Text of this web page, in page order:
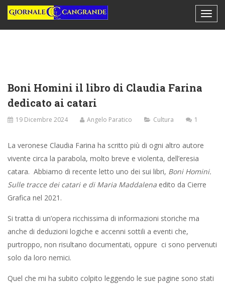
Boni Homini il libro di Claudia Farina
dedicato ai catari
19 Dicembre 2024 Angelo Paratico Cultura 1
La veronese Claudia Farina ha scritto più di ogni altro autore
vivente circa la parabola, molto breve e violenta, dell’eresia
catara. Abbiamo di recente letto uno dei sui libri, Boni Homini.
Sulle tracce dei catari e di Maria Maddalena edito da Cierre
Grafica nel 2021.
Si tratta di un’opera ricchissima di informazioni storiche ma
anche di deduzioni logiche e accenni sottili a eventi che,
purtroppo, non risultano documentati, oppure ci sono pervenuti
solo da loro nemici.
Quel che mi ha subito colpito leggendo le sue pagine sono stati